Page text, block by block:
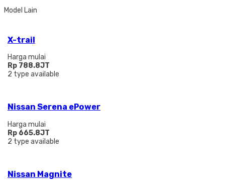
Model Lain
X-trail
Harga mulai
Rp 788.8JT
2 type available
Nissan Serena ePower
Harga mulai
Rp 665.8JT
2 type available
Nissan Magnite